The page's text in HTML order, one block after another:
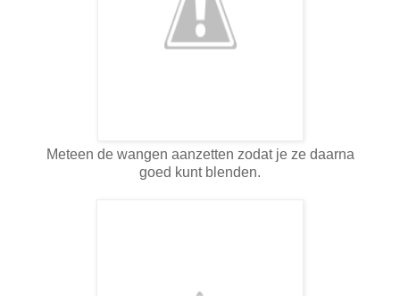
Meteen de wangen aanzetten zodat je ze daarna
goed kunt blenden.